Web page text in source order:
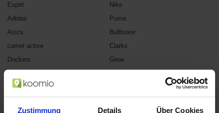
Zustimmung Details Über Cookies
Esprit
Nike
Adidas
Puma
Asics
Bullboxer
camel active
Clarks
Dockers
Geox
Timberland